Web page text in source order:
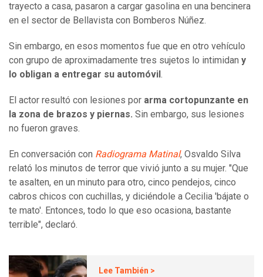
trayecto a casa, pasaron a cargar gasolina en una bencinera
en el sector de Bellavista con Bomberos Núñez.
Sin embargo, en esos momentos fue que en otro vehículo
con grupo de aproximadamente tres sujetos lo intimidan y
lo obligan a entregar su automóvil.
El actor resultó con lesiones por arma cortopunzante en
la zona de brazos y piernas. Sin embargo, sus lesiones
no fueron graves.
En conversación con Radiograma Matinal, Osvaldo Silva
relató los minutos de terror que vivió junto a su mujer. "Que
te asalten, en un minuto para otro, cinco pendejos, cinco
cabros chicos con cuchillas, y diciéndole a Cecilia 'bájate o
te mato'. Entonces, todo lo que eso ocasiona, bastante
terrible", declaró.
Lee También >